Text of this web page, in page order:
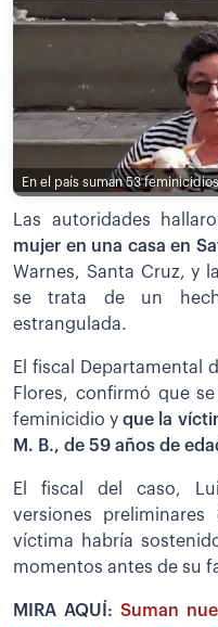
En el país suman 53
Las autoridades
mujer en una casa en
Warnes, Santa Cruz, y
se trata de un
estrangulada.
El fiscal Departamental
Flores, confirmó que
feminicidio y que la
M. B., de 59 años de
El fiscal del caso,
versiones
víctima habría
momentos antes de su
MIRA AQUÍ: Suman